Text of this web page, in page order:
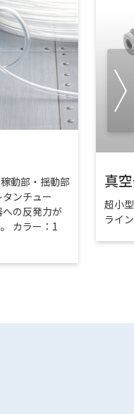
動部・揺動部
ンチュー
の反発力が
カラー：1
真
超小
ライ